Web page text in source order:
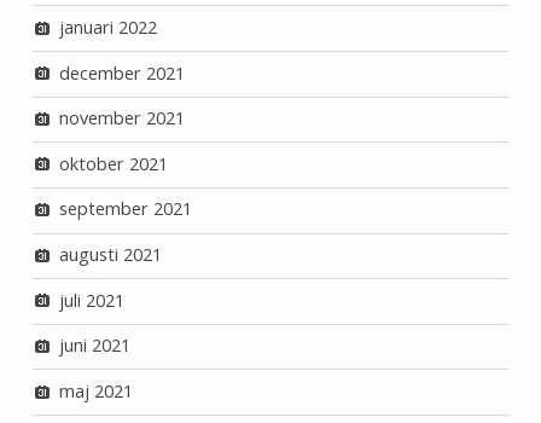
januari 2022
december 2021
november 2021
oktober 2021
september 2021
augusti 2021
juli 2021
juni 2021
maj 2021